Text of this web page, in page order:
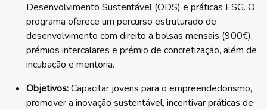
Desenvolvimento Sustentável (ODS) e práticas ESG. O
programa oferece um percurso estruturado de
desenvolvimento com direito a bolsas mensais (900€),
prémios intercalares e prémio de concretização, além de
incubação e mentoria.
Objetivos:Capacitar jovens para o empreendedorismo,
promover a inovação sustentável, incentivar práticas de